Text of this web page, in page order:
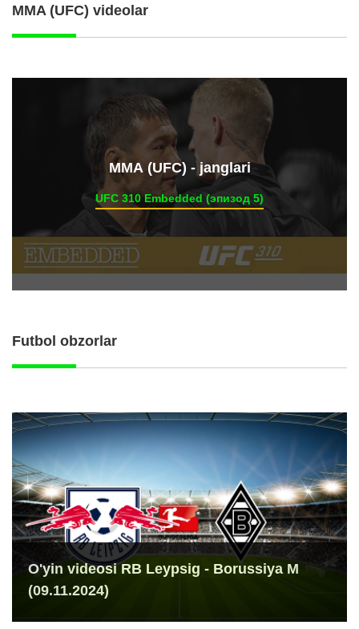
MMA (UFC) videolar
ММА (UFC) - janglari
UFC 310 Embedded (эпизод 5)
Futbol obzorlar
O'yin videosi RB Leypsig - Borussiya M
(09.11.2024)